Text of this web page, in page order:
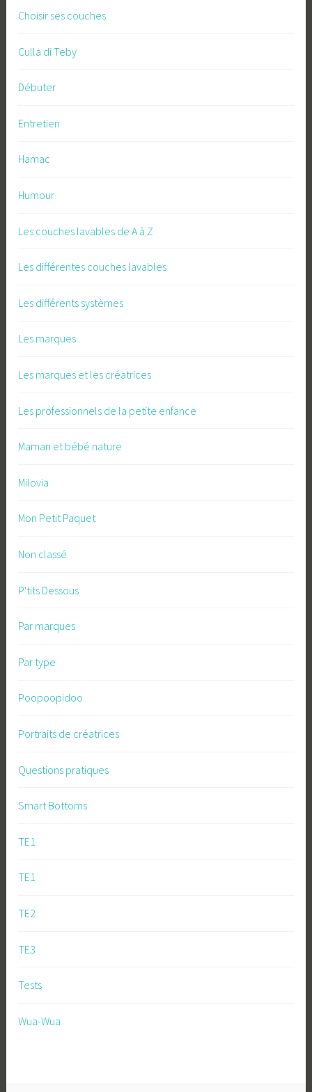
Choisir ses couches
Culla di Teby
Débuter
Entretien
Hamac
Humour
Les couches lavables de A à Z
Les différentes couches lavables
Les différents systèmes
Les marques
Les marques et les créatrices
Les professionnels de la petite enfance
Maman et bébé nature
Milovia
Mon Petit Paquet
Non classé
P'tits Dessous
Par marques
Par type
Poopoopidoo
Portraits de créatrices
Questions pratiques
Smart Bottoms
TE1
TE1
TE2
TE3
Tests
Wua-Wua